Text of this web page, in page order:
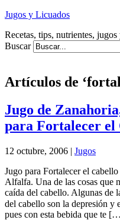
Jugos y Licuados
Recetas, tips, nutrientes,
Buscar
Artículos de
Jugo de
para Fortalecer el
12 octubre, 2006 | Jugos
Jugo para Fortalecer el
Alfalfa. Una de las cosas que
caída del cabello. Algunas de
del cabello son la depresión y
pues con esta bebida que te